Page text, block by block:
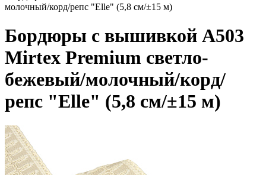
молочный/корд/репс "Elle" (5,8 см/±15 м)
Бордюры с вышивкой A503
Mirtex Premium светло-
бежевый/молочный/корд/
репс "Elle" (5,8 см/±15 м)